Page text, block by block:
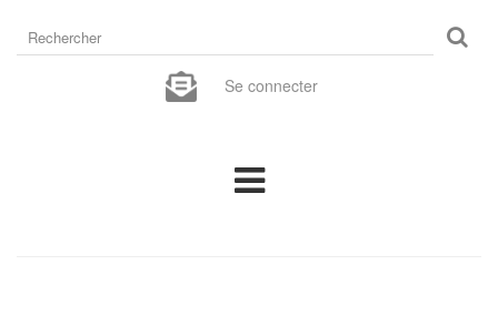
sur
site
Se connecter